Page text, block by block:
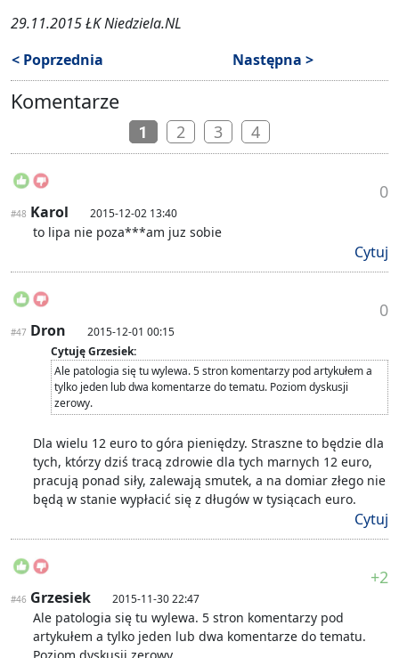
29.11.2015 ŁK Niedziela.NL
< Poprzednia
Następna >
Komentarze
1 2 3 4
0
#48 Karol 2015-12-02 13:40
to lipa nie poza***am juz sobie
Cytuj
0
#47 Dron
2015-12-01 00:15
Cytuję Grzesiek:
Ale patologia się tu wylewa. 5 stron komentarzy pod artykułem a
tylko jeden lub dwa komentarze do tematu. Poziom dyskusji
zerowy.
Dla wielu 12 euro to góra pieniędzy. Straszne to będzie dla
tych, którzy dziś tracą zdrowie dla tych marnych 12 euro,
pracują ponad siły, zalewają smutek, a na domiar złego nie
będą w stanie wypłacić się z długów w tysiącach euro.
Cytuj
+2
#46 Grzesiek 2015-11-30 22:47
Ale patologia się tu wylewa. 5 stron komentarzy pod
artykułem a tylko jeden lub dwa komentarze do tematu.